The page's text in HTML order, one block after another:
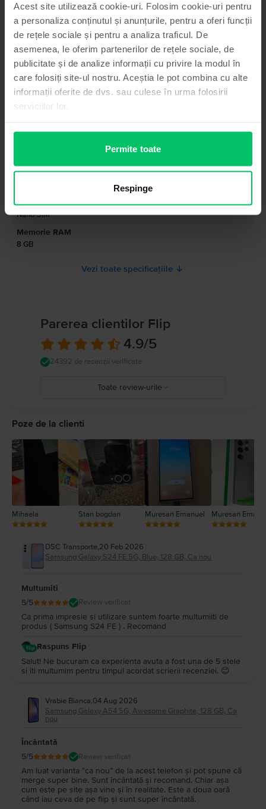
Acest site utilizează cookie-uri. Folosim cookie-uri pentru
a personaliza conținutul și anunțurile, pentru a oferi funcții
de rețele sociale și pentru a analiza traficul. De
asemenea, le oferim partenerilor de rețele sociale, de
publicitate și de analize informații cu privire la modul în
care folosiți site-ul nostru. Aceștia le pot combina cu alte
informații oferite de dvs. sau culese în urma folosirii
serviciilor lor.
Permite toate
Respinge
Telefon mobil Samsung Galaxy S24 FE 5G, Yellow, 512 GB, Ca nou
Vezi mai mult
Informatii conformitate produs
Informatii siguranta produs
Informatii siguranta produs
Specificații
Culoare
Tip SIM
Nano-SIM
Memorie RAM
8 GB
Vezi toate specificațiile
Parerea clientilor Flip
4.9/5
24392 de recenzii verificate
Toate review-urile
2
1
Poze de la clienti
Mihaela Stan bogdan Muresan Emanuel Muresan
DSC Transporte,20 Feb 2026
Samsung Galaxy S24 FE 5G, Blue, 128 GB, Ca nou
Multumiti
5/5 Review verificat
Ca prima impresie si utilizare suntem foarte multumiiti de
produs ( Samsung S24 FE ) . Recomand
Raspuns Flip
Salut! Ne bucuram ca experienta avuta a fost una de 5 stele
si iti multumim pentru timpul acordat scrierii recenziei. 😊
Vrabie Bianca,04 Aug 2026
Samsung Galaxy A54 5G, Awesome Graphite, 128 GB, Ca
nou
Încântată
5/5 Review verificat
Am luat varianta ”ca nou” de la acest telefon și pot spune că
merge super bine. Sunt încântată și recomand. Chiar așa
cum este pe site așa vine și în realitate. Este a doua oară
când iau ceva de pe flip și sunt super încântată.